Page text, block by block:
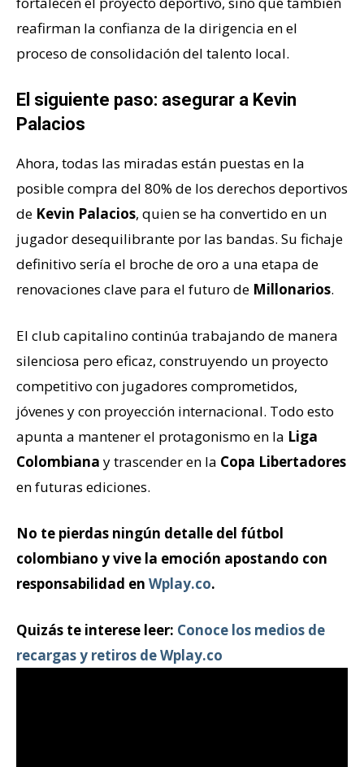
reafirman la confianza de la dirigencia en el
proceso de consolidación del talento local.
El siguiente paso: asegurar a Kevin
Palacios
Ahora, todas las miradas están puestas en la
posible compra del 80% de los derechos deportivos
de Kevin Palacios, quien se ha convertido en un
jugador desequilibrante por las bandas. Su fichaje
definitivo sería el broche de oro a una etapa de
renovaciones clave para el futuro de Millonarios.
El club capitalino continúa trabajando de manera
silenciosa pero eficaz, construyendo un proyecto
competitivo con jugadores comprometidos,
jóvenes y con proyección internacional. Todo esto
apunta a mantener el protagonismo en la Liga
Colombiana y trascender en la Copa Libertadores
en futuras ediciones.
No te pierdas ningún detalle del fútbol
colombiano y vive la emoción apostando con
responsabilidad en Wplay.co.
Quizás te interese leer: Conoce los medios de
recargas y retiros de Wplay.co